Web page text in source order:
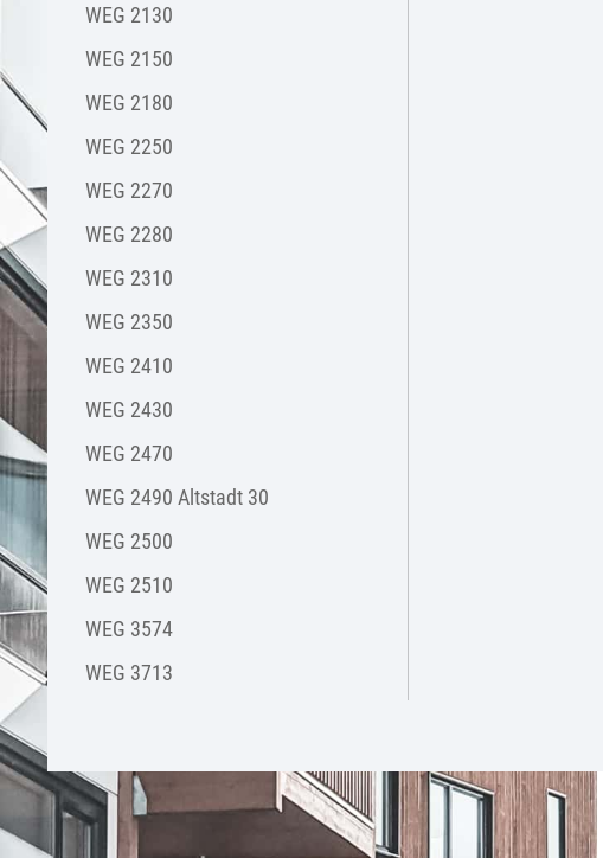
WEG 2130
WEG 2150
WEG 2180
WEG 2250
WEG 2270
WEG 2280
WEG 2310
WEG 2350
WEG 2410
WEG 2430
WEG 2470
WEG 2490 Altstadt 30
WEG 2500
WEG 2510
WEG 3574
WEG 3713